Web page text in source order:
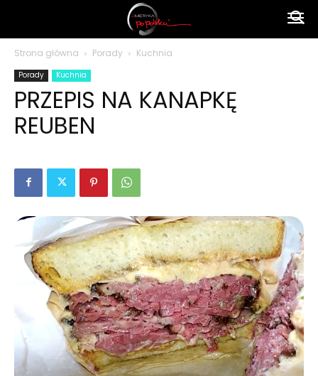
Strona główna Porady Kuchnia
Porady Kuchnia
PRZEPIS NA KANAPKĘ
REUBEN